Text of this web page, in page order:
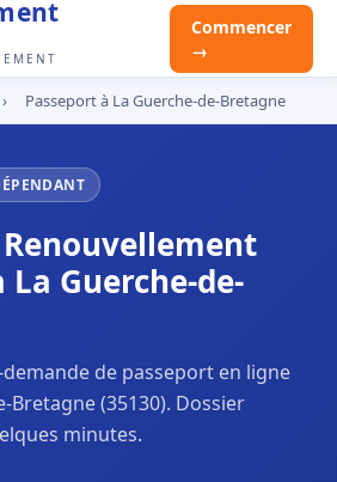
Commencer
→
› Passeport à La Guerche-de-Bretagne
La Guerche-de-
de passeport en ligne
Bretagne (35130). Dossier
minutes.